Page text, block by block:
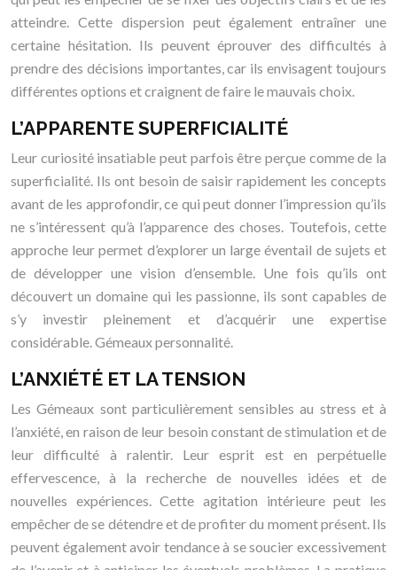
atteindre. Cette dispersion peut également entraîner une
certaine hésitation. Ils peuvent éprouver des difficultés à
prendre des décisions importantes, car ils envisagent toujours
différentes options et craignent de faire le mauvais choix.
L’APPARENTE SUPERFICIALITÉ
Leur curiosité insatiable peut parfois être perçue comme de la
superficialité. Ils ont besoin de saisir rapidement les concepts
avant de les approfondir, ce qui peut donner l’impression qu’ils
ne s’intéressent qu’à l’apparence des choses. Toutefois, cette
approche leur permet d’explorer un large éventail de sujets et
de développer une vision d’ensemble. Une fois qu’ils ont
découvert un domaine qui les passionne, ils sont capables de
s’y investir pleinement et d’acquérir une expertise
considérable. Gémeaux personnalité.
L’ANXIÉTÉ ET LA TENSION
Les Gémeaux sont particulièrement sensibles au stress et à
l’anxiété, en raison de leur besoin constant de stimulation et de
leur difficulté à ralentir. Leur esprit est en perpétuelle
effervescence, à la recherche de nouvelles idées et de
nouvelles expériences. Cette agitation intérieure peut les
empêcher de se détendre et de profiter du moment présent. Ils
peuvent également avoir tendance à se soucier excessivement